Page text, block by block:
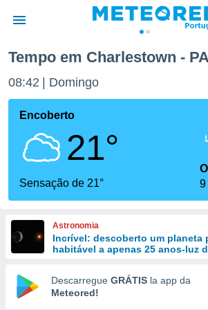
da
foi
fornecidas
a este
das
e
forma
digital
Tempo em Charlestown -
08:42 Domingo
Encoberto
21°
Sensação de 21°
9
Astronomia
Incrível: descoberto um planeta
habitável a apenas 25 anos-luz
Descarregue GRÁTIS la app da
Meteored!